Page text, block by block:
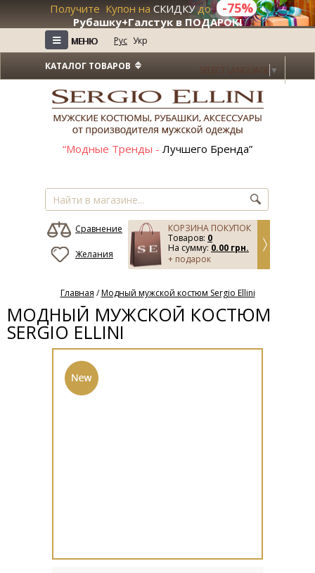
Получите Купон на СКИДКУдо -75% +
Рубашку+Галстук в ПОДАРОК!
≡ МЕНЮ Рус Укр
SELECT LANGUAGE ▼
КАТАЛОГ ТОВАРОВ
“Модные Тренды - Лучшего Бренда”
КОРЗИНА ПОКУПОК
Товаров: 0
На сумму: 0.00 грн.
+ подарок
Сравнение
Желания
Главная /Модный мужской костюм Sergio Ellini
МОДНЫЙ МУЖСКОЙ КОСТЮМ
SERGIO ELLINI
≡ МЕНЮ